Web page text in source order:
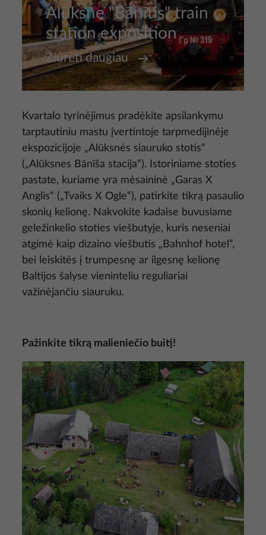
Alūksne "Bānītis" train
station exposition
Žiūrėti daugiau
Kvartalo tyrinėjimus pradėkite apsilankymu
tarptautiniu mastu įvertintoje tarpmedijinėje
ekspozicijoje „Alūksnės siauruko stotis“
(„Alūksnes Bānīša stacija“). Istoriniame stoties
pastate, kuriame yra mėsaininė „Garas X
Anglis“ („Tvaiks X Ogle“), patirkite tikrą pasaulio
skonių kelionę. Nakvokite kadaise buvusiame
geležinkelio stoties viešbutyje, kuris neseniai
atgimė kaip dizaino viešbutis „Bahnhof hotel“,
bei leiskitės į trumpesnę ar ilgesnę kelionę
Baltijos šalyse vieninteliu reguliariai
važinėjančiu siauruku.
Pažinkite tikrą malieniečio buitį!
Nuotrauka